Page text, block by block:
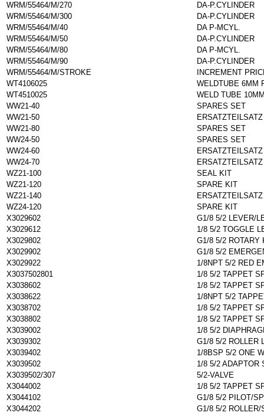
WRM/55464/M/270
DA-P.CYLINDER
WRM/55464/M/300
DA-P.CYLINDER
WRM/55464/M/40
DA P-MCYL.
WRM/55464/M/50
DA-P.CYLINDER
WRM/55464/M/80
DA P-MCYL.
WRM/55464/M/90
DA-P.CYLINDER
WRM/55464/M/STROKE
INCREMENT
WT4106025
WELDTUBE 6MM
WT4510025
WELD TUBE
WW21-40
SPARES SET
WW21-50
WW21-80
SPARES SET
WW24-50
SPARES SET
WW24-60
WW24-70
WZ21-100
SEAL KIT
WZ21-120
SPARE KIT
WZ21-140
WZ24-120
SPARE KIT
X3029602
G1/8 5/2 LEVER/
X3029612
1/8 5/2 TOGGLE
X3029802
G1/8 5/2 ROTARY
X3029902
G1/8 5/2
X3029922
1/8NPT 5/2 RED
X3037502801
1/8 5/2 TAPPET
X3038602
1/8 5/2 TAPPET
X3038622
1/8NPT 5/2
X3038702
1/8 5/2 TAPPET
X3038802
1/8 5/2 TAPPET
X3039002
1/8 5/2
X3039302
G1/8 5/2 ROLLER
X3039402
1/8BSP 5/2 ONE
X3039502
1/8 5/2 ADAPTOR
X3039502/307
5/2-VALVE
X3044002
1/8 5/2 TAPPET
X3044102
G1/8 5/2 PILOT/
X3044202
G1/8 5/2 ROLLER/